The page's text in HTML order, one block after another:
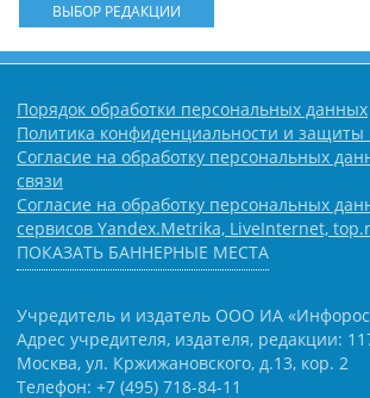
ВЫБОР РЕДАКЦИИ
Порядок обработки персональных данных
Политика конфиденциальности и
Согласие на обработку персональных
связи
Согласие на обработку персональных
сервисов Yandex.Metrika, LiveInternet,
ПОКАЗАТЬ БАННЕРНЫЕ МЕСТА
Учредитель и издатель ООО ИА
Адрес учредителя, издателя, редакции:
Москва, ул. Кржижановского, д.13, кор. 2
Телефон: +7 (495) 718-84-11